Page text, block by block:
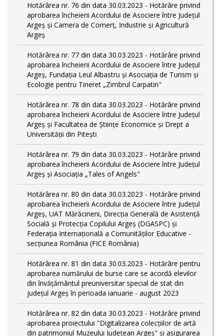
Hotărârea nr. 76 din data 30.03.2023 - Hotărâre privind
aprobarea încheierii Acordului de Asociere între Județul
Argeș și Camera de Comerț, Industrie și Agricultură
Argeș
Hotărârea nr. 77 din data 30.03.2023 - Hotărâre privind
aprobarea încheierii Acordului de Asociere între Județul
Argeș, Fundația Leul Albastru și Asociația de Turism și
Ecologie pentru Tineret „Zimbrul Carpatin"
Hotărârea nr. 78 din data 30.03.2023 - Hotărâre privind
aprobarea încheierii Acordului de Asociere între Județul
Argeș și Facultatea de Științe Economice și Drept a
Universității din Pitești
Hotărârea nr. 79 din data 30.03.2023 - Hotărâre privind
aprobarea încheierii Acordului de Asociere între Județul
Argeș și Asociația „Tales of Angels"
Hotărârea nr. 80 din data 30.03.2023 - Hotărâre privind
aprobarea încheierii Acordului de Asociere între Județul
Argeș, UAT Mărăcineni, Direcția Generală de Asistență
Socială și Protecția Copilului Argeș (DGASPC) și
Federația Internațională a Comunităților Educative -
secțiunea România (FICE România)
Hotărârea nr. 81 din data 30.03.2023 - Hotărâre pentru
aprobarea numărului de burse care se acordă elevilor
din învățământul preuniversitar special de stat din
județul Argeș în perioada ianuarie - august 2023
Hotărârea nr. 82 din data 30.03.2023 - Hotărâre privind
aprobarea proiectului "Digitalizarea colecțiilor de artă
din patrimoniul Muzeului Județean Argeș" și asigurarea